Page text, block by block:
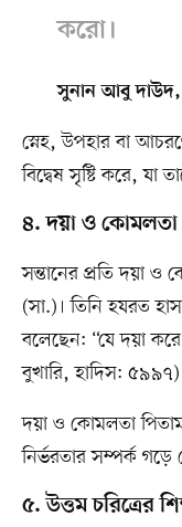
করো।
সুনান আবু দাউদ,
স্নেহ, উপহার বা
বিদ্বেষ সৃষ্টি করে, যা
৪. দয়া ও কোমলতা
সন্তানের প্রতি দয়া ও
(সা.)। তিনি হযরত
বলেছেন: “যে দয়া
বুখারি, হাদিস: ৫৯৯৭)
দয়া ও কোমলতা
নির্ভরতার সম্পর্ক গড়ে
৫. উত্তম চরিত্রের